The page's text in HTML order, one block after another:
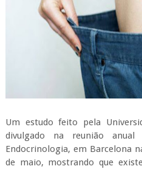
Um estudo feito pela
divulgado na reunião anual
Endocrinologia, em Barcelona
de maio, mostrando que